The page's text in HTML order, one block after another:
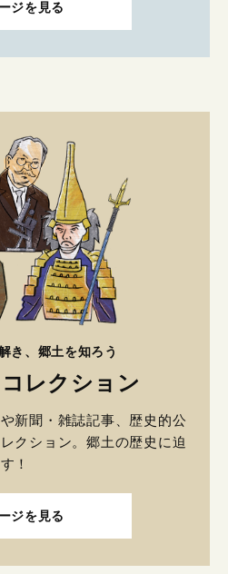
ジを見る
き、郷土を知ろう
レクション
新聞・雑誌記事、歴史的公
クション。郷土の歴史に迫
！
ジを見る